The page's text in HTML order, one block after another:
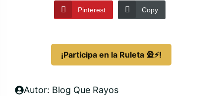
Pinterest Copy
¡Participa en la Ruleta 🎡⚡!
Autor: Blog Que Rayos